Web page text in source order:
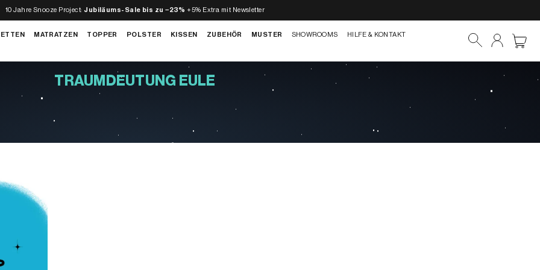
10 Jahre Snooze Project: Jubiläums-Sale bis zu −23% +5% Extra mit Newsletter
MATRATZEN TOPPER POLSTER KISSEN ZUBEHÖR MUSTER SHOWROOMS
HILFE & KONTAKT
TRAUMDEUTUNG EULE